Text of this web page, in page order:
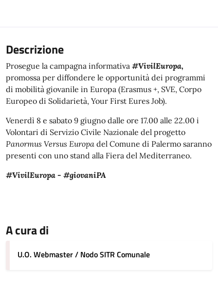
Descrizione
Prosegue la campagna informativa #VivilEuropa,
promossa per diffondere le opportunità dei programmi
di mobilità giovanile in Europa (Erasmus +, SVE, Corpo
Europeo di Solidarietà, Your First Eures Job).
Venerdì 8 e sabato 9 giugno dalle ore 17.00 alle 22.00 i
Volontari di Servizio Civile Nazionale del progetto
Panormus Versus Europa del Comune di Palermo saranno
presenti con uno stand alla Fiera del Mediterraneo.
#VivilEuropa - #giovaniPA
A cura di
U.O. Webmaster / Nodo SITR Comunale